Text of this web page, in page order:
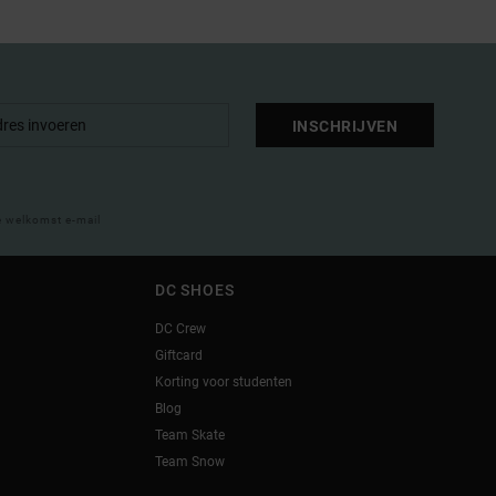
INSCHRIJVEN
e-mail
DC SHOES
DC Crew
Giftcard
Korting voor studenten
Blog
Team Skate
Team Snow